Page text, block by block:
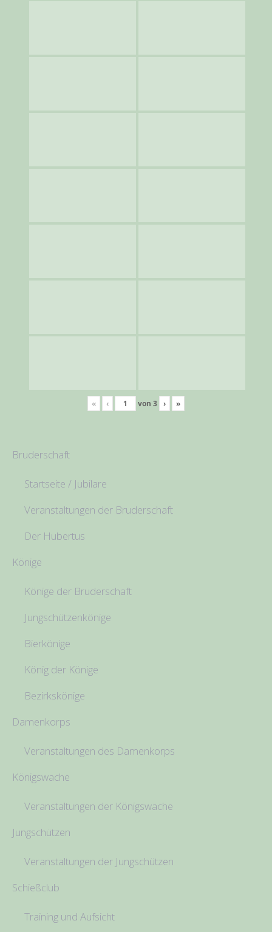
« ‹ von 3 › »
Bruderschaft
Startseite / Jubilare
Veranstaltungen der Bruderschaft
Der Hubertus
Könige
Könige der Bruderschaft
Jungschützenkönige
Bierkönige
König der Könige
Bezirkskönige
Damenkorps
Veranstaltungen des Damenkorps
Königswache
Veranstaltungen der Königswache
Jungschützen
Veranstaltungen der Jungschützen
Schießclub
Training und Aufsicht